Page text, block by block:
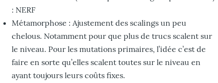
: NERF
Métamorphose : Ajustement des scalings un peu
chelous. Notamment pour que plus de trucs scalent sur
le niveau. Pour les mutations primaires, l’idée c’est de
faire en sorte qu’elles scalent toutes sur le niveau en
ayant toujours leurs coûts fixes.